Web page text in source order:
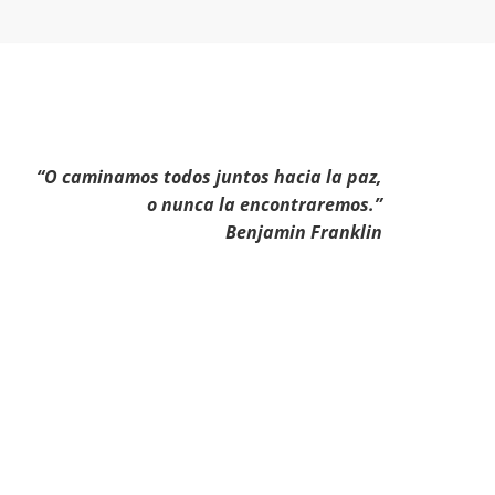
“O caminamos todos juntos hacia la paz,
o nunca la encontraremos.”
Benjamin Franklin